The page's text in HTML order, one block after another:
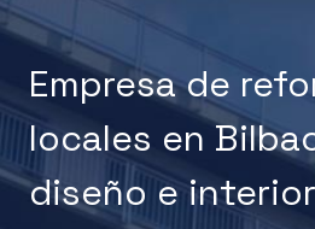
Empresa de
locales en
diseño e